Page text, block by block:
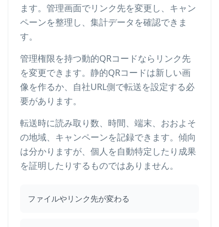
ます。管理画面でリンク先を変更し、キャン
ペーンを整理し、集計データを確認できま
す。
管理権限を持つ動的QRコードならリンク先
を変更できます。静的QRコードは新しい画
像を作るか、自社URL側で転送を設定する必
要があります。
転送時に読み取り数、時間、端末、おおよそ
の地域、キャンペーンを記録できます。傾向
は分かりますが、個人を自動特定したり成果
を証明したりするものではありません。
ファイルやリンク先が変わる